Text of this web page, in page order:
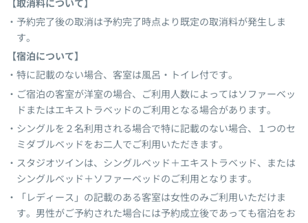
【取消料について】
予約完了後の取消は予約完了時点より既定の取消料が発生しま
す。
【宿泊について】
特に記載のない場合、客室は風呂・トイレ付です。
ご宿泊の客室が洋室の場合、ご利用人数によってはソファーベッ
ドまたはエキストラベッドのご利用となる場合があります。
シングルを２名利用される場合で特に記載のない場合、１つのセ
ミダブルベッドをお二人でご利用いただきます。
スタジオツインは、シングルベッド＋エキストラベッド、または
シングルベッド＋ソファーベッドのご利用となります。
「レディース」の記載のある客室は女性のみご利用いただけま
す。男性がご予約された場合には予約成立後であっても宿泊をお